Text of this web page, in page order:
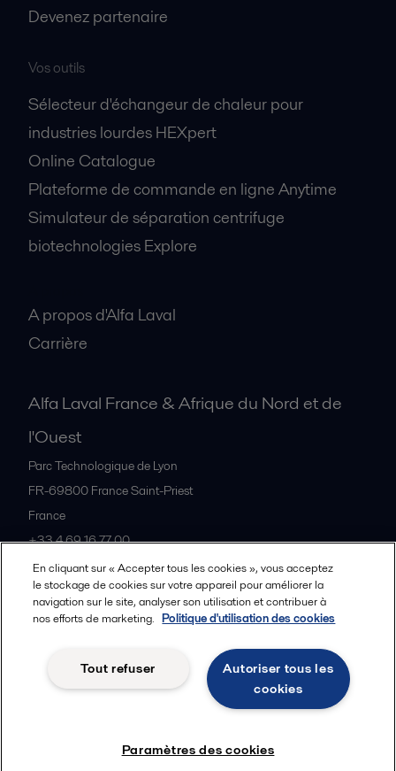
Devenez partenaire
Vos outils
Sélecteur d'échangeur de chaleur pour
industries lourdes HEXpert
Online Catalogue
Plateforme de commande en ligne Anytime
Simulateur de séparation centrifuge
biotechnologies Explore
A propos d'Alfa Laval
Carrière
Alfa Laval France & Afrique du Nord et de
l'Ouest
Parc Technologique de Lyon
FR-69800 France Saint-Priest
France
+33 4 69 16 77 00
Tous les bureaux et partenaires
© 2015-2026, ALFA LAVAL
Cookies policy Legal terms and conditions
En cliquant sur « Accepter tous les cookies », vous acceptez
le stockage de cookies sur votre appareil pour améliorer la
navigation sur le site, analyser son utilisation et contribuer à
nos efforts de marketing. Politique d'utilisation des cookies
Autoriser tous les
cookies
Tout refuser
Paramètres des cookies